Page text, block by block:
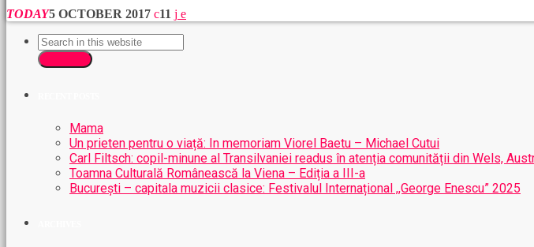
TODAY5 OCTOBER 2017 11
Mama
Un prieten pentru o viață: In memoriam Viorel Baetu – Michael Cutui
Carl Filtsch: copil-minune al Transilvaniei readus în atenția comunității din Wels,
Toamna Culturală Românească la Viena – Ediția a III-a
București – capitala muzicii clasice: Festivalul Internațional ,,George Enescu” 2025